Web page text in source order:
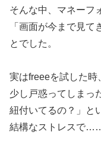
そんな中、マネーフ
「画面が今まで見
とでした。
実はfreeeを試した
少し戸惑ってしまっ
紐付いてるの？」と
結構なストレスで……